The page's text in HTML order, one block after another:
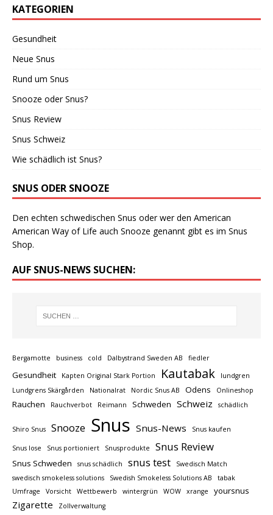
KATEGORIEN
Gesundheit
Neue Snus
Rund um Snus
Snooze oder Snus?
Snus Review
Snus Schweiz
Wie schädlich ist Snus?
SNUS ODER SNOOZE
Den echten schwedischen Snus oder wer den American
American Way of Life auch Snooze genannt gibt es im Snus
Shop.
AUF SNUS-NEWS SUCHEN:
Bergamotte business cold Dalbystrand Sweden AB fiedler
Gesundheit Kapten Original Stark Portion Kautabak
lundgren
Lundgrens Skärgården
Nationalrat Nordic Snus AB Odens Onlineshop
Rauchen Rauchverbot Reimann Schweden Schweiz schädlich
Shiro Snus Snooze Snus Snus-News Snus kaufen
Snus lose Snus portioniert Snusprodukte Snus Review
Snus Schweden snus schädlich snus test
Swedisch Match
swedisch smokeless solutions
Swedish Smokeless Solutions AB
tabak
Umfrage
Vorsicht Wettbewerb wintergrün WOW xrange yoursnus
Zigarette Zollverwaltung